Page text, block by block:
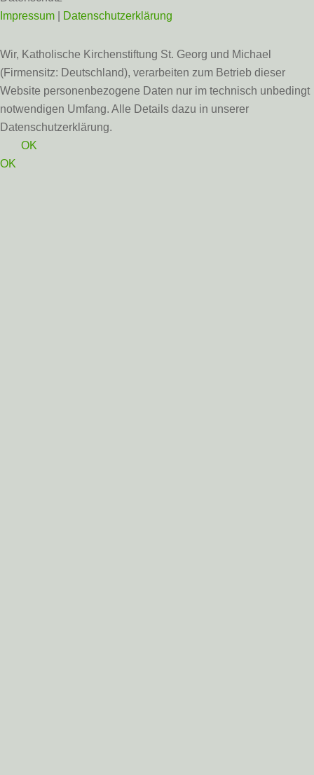
Impressum
Datenschutzerklärung
Wir, Katholische Kirchenstiftung St. Georg und Michael
(Firmensitz: Deutschland), verarbeiten zum Betrieb dieser
Website personenbezogene Daten nur im technisch unbedingt
notwendigen Umfang. Alle Details dazu in unserer
Datenschutzerklärung.
OK
OK